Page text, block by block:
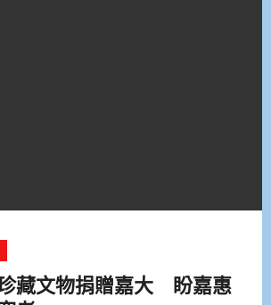
藏文物捐贈嘉大 盼嘉惠